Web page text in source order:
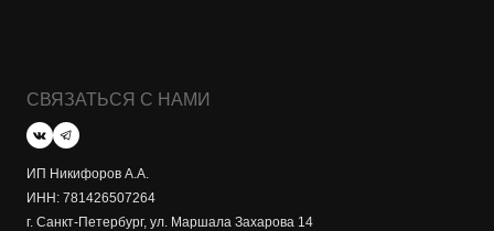
СВЯЗАТЬСЯ С НАМИ
ИП Никифоров А.А.
ИНН: 781426507264
г. Санкт-Петербург, ул. Маршала Захарова 14